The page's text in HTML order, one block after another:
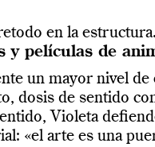
en la
y películas de
un mayor nivel
dosis de sentido
Violeta
«el arte es una